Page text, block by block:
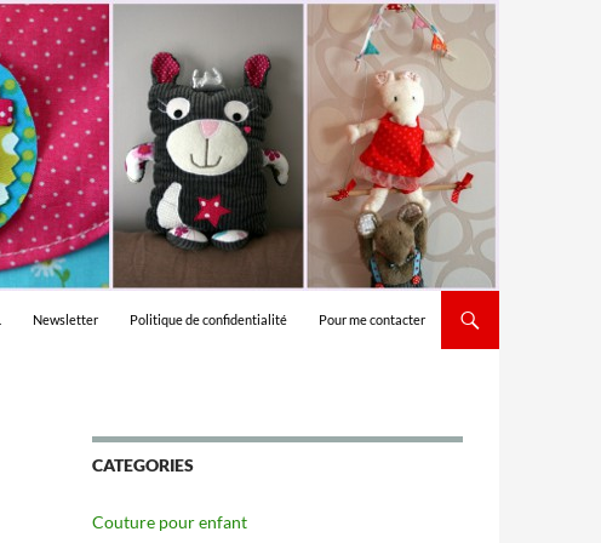
Newsletter Politique de confidentialité Pour me contacter
CATEGORIES
Couture pour enfant